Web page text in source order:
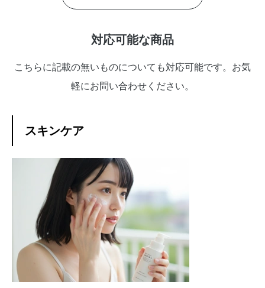
対応可能な商品
こちらに記載の無いものについても対応可能です。お気
軽にお問い合わせください。
スキンケア